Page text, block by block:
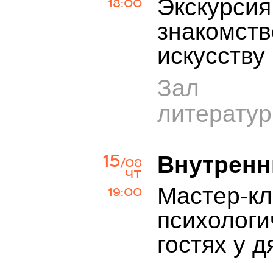
18:00
искусству
Зал
15/08
ЧТ
19:00
Мастер-
гостях у